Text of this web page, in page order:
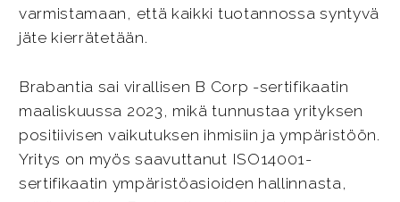
varmistamaan, että kaikki tuotannossa syntyvä
jäte kierrätetään.
Brabantia sai virallisen B Corp -sertifikaatin
maaliskuussa 2023, mikä tunnustaa yrityksen
positiivisen vaikutuksen ihmisiin ja ympäristöön.
Yritys on myös saavuttanut ISO14001-
sertifikaatin ympäristöasioiden hallinnasta,